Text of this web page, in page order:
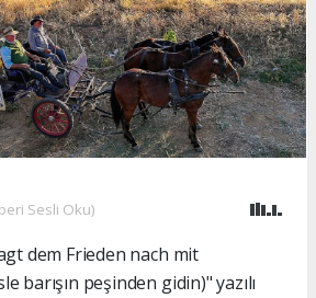
Sesli Oku)
dem Frieden nach mit
barışın peşinden gidin)" yazılı